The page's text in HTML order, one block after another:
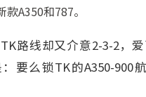
款A350和787。
路线却又介意2-3-2，
要么锁TK的A350-900